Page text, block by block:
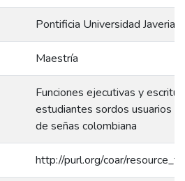
Pontificia Universidad
Maestría
Funciones ejecutivas y
estudiantes sordos usuarios
de señas colombiana
http://purl.org/coar/